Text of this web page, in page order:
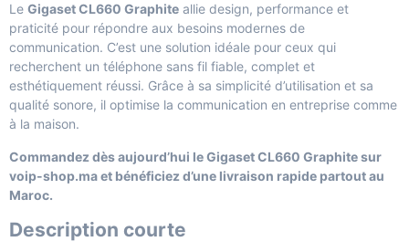
Le Gigaset CL660 Graphite allie design, performance et
praticité pour répondre aux besoins modernes de
communication. C’est une solution idéale pour ceux qui
recherchent un téléphone sans fil fiable, complet et
esthétiquement réussi. Grâce à sa simplicité d’utilisation et sa
qualité sonore, il optimise la communication en entreprise comme
à la maison.
Commandez dès aujourd’hui le Gigaset CL660 Graphite sur
voip-shop.ma et bénéficiez d’une livraison rapide partout au
Maroc.
Description courte